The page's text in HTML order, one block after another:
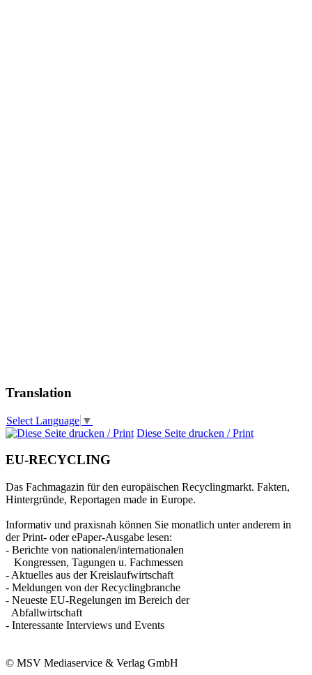
Translation
Select Language ▼
Diese Seite drucken / Print
EU-RECYCLING
Das Fachmagazin für den europäischen Recyclingmarkt. Fakten,
Hintergründe, Reportagen made in Europe.
Informativ und praxisnah können Sie monatlich unter anderem in
der Print- oder ePaper-Ausgabe lesen:
- Berichte von nationalen/internationalen
Kongressen, Tagungen u. Fachmessen
- Aktuelles aus der Kreislaufwirtschaft
- Meldungen von der Recyclingbranche
- Neueste EU-Regelungen im Bereich der
Abfallwirtschaft
- Interessante Interviews und Events
© MSV Mediaservice & Verlag GmbH